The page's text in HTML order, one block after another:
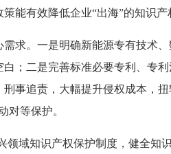
能有效降低企业“出海”的知识产
求。一是明确新能源专有技术
；二是完善标准必要专利、专
事追责，大幅提升侵权成本，
对等保护。
领域知识产权保护制度，健全知